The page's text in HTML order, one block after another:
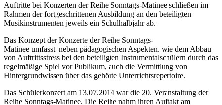
Auftritte bei Konzerten der Reihe Sonntags-Matinee schließen im
Rahmen der fortgeschrittenen Ausbildung an den beteiligten
Musikinstrumenten jeweils ein Schulhalbjahr ab.
Das Konzept der Konzerte der Reihe Sonntags-
Matinee umfasst, neben pädagogischen Aspekten, wie dem Abbau
von Auftrittsstress bei den beteiligten Instrumentalschülern durch das
regelmäßige Spiel vor Publikum, auch die Vermittlung von
Hintergrundwissen über das gehörte Unterrichtsrepertoire.
Das Schülerkonzert am 13.07.2014 war die 20. Veranstaltung der
Reihe Sonntags-Matinee. Die Reihe nahm ihren Auftakt am